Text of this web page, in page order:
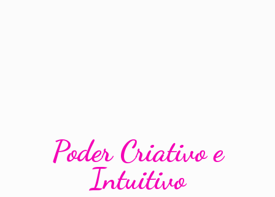
Poder Criativo e
Intuitivo